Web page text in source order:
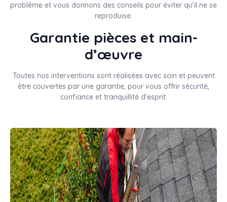
problème et vous donnons des conseils pour éviter qu’il ne se
reproduise.
Garantie pièces et main-
d’œuvre
Toutes nos interventions sont réalisées avec soin et peuvent
être couvertes par une garantie, pour vous offrir sécurité,
confiance et tranquillité d’esprit.